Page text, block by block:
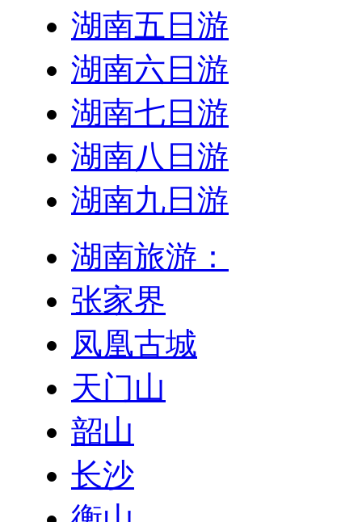
湖南五日游
湖南六日游
湖南七日游
湖南八日游
湖南九日游
湖南旅游：
张家界
凤凰古城
天门山
韶山
长沙